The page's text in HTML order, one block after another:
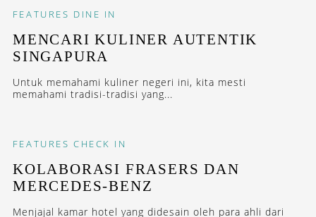
FEATURES DINE IN
MENCARI KULINER AUTENTIK
SINGAPURA
Untuk memahami kuliner negeri ini, kita mesti
memahami tradisi-tradisi yang...
FEATURES CHECK IN
KOLABORASI FRASERS DAN
MERCEDES-BENZ
Menjajal kamar hotel yang didesain oleh para ahli dari